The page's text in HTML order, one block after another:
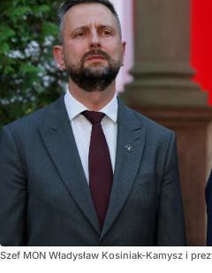
Szef MON Władysław Kosiniak-Kamysz i